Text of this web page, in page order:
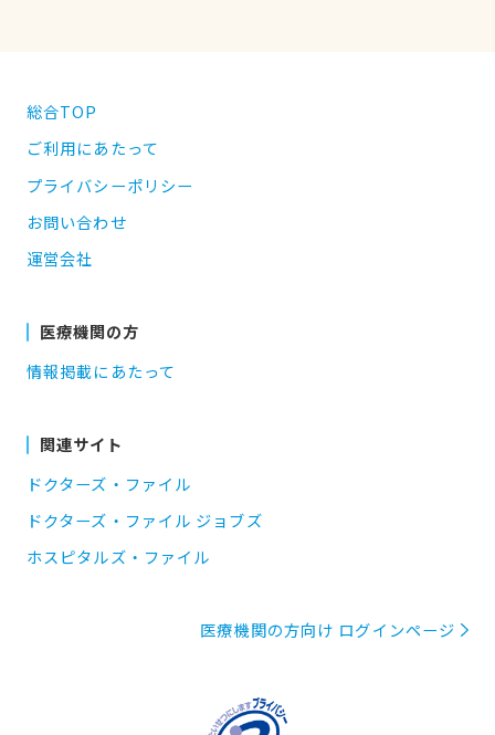
総合TOP
ご利用にあたって
プライバシーポリシー
お問い合わせ
運営会社
医療機関の方
情報掲載にあたって
関連サイト
ドクターズ・ファイル
ドクターズ・ファイル ジョブズ
ホスピタルズ・ファイル
医療機関の方向け ログインページ